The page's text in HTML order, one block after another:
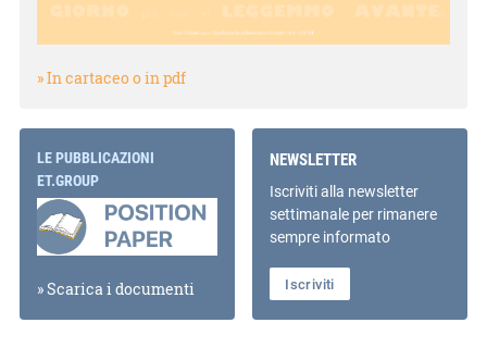
» In cartaceo o in pdf
LE PUBBLICAZIONI
ET.GROUP
» Scarica i documenti
NEWSLETTER
Iscriviti alla newsletter
settimanale per rimanere
sempre informato
Iscriviti